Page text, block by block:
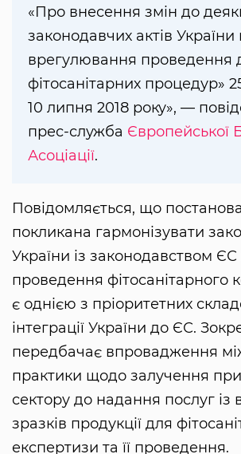
«Про внесення змін до
законодавчих актів
врегулювання проведення
фітосанітарних процедур»
10 липня 2018 року», —
прес-служба Європейської
Асоціації.
Повідомляється, що постанова
покликана гармонізувати
України із законодавством ЄС
проведення фітосанітарного
є однією з пріоритетних
інтеграції України до ЄС.
передбачає впровадження
практики щодо залучення
сектору до надання послуг із
зразків продукції для
експертизи та її проведення.